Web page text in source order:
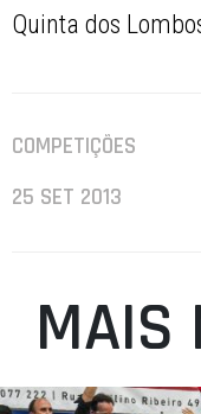
Quinta dos
COMPETIÇÕES
25 SET 2013
MAIS